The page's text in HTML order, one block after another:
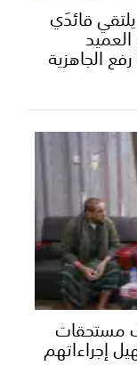
قائدَي
العميد
الجاهزية
مستحقات
إجراءاتهم